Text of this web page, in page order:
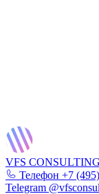
VFS CONSULTING
Телефон +7
Telegram